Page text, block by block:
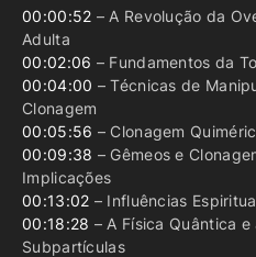
00:00:52 – A Revolução da
Adulta
00:02:06 – Fundamentos da
00:04:00 – Técnicas de
Clonagem
00:05:56 – Clonagem
00:09:38 – Gêmeos e
Implicações
00:13:02 – Influências
00:18:28 – A Física Quântica
Subpartículas